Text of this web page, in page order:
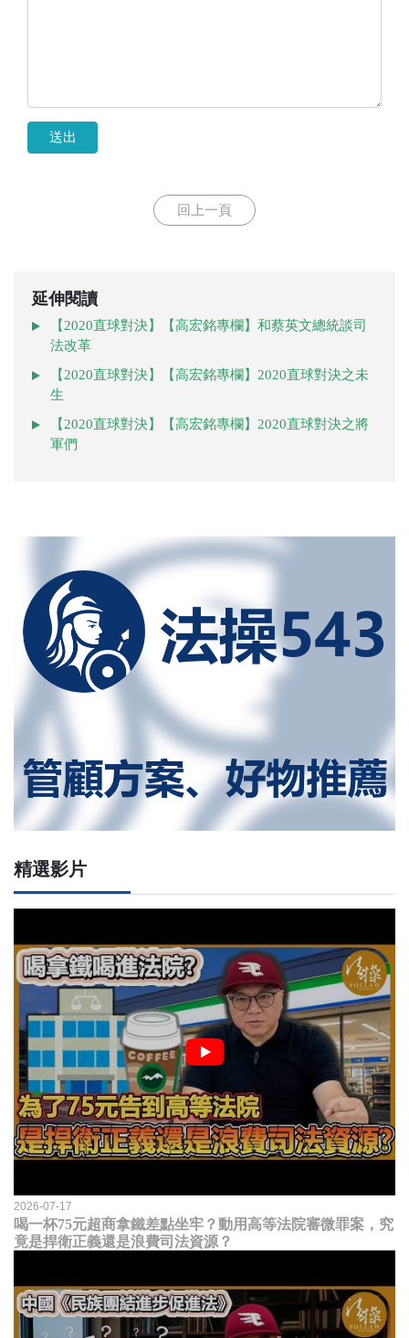
送出
回上一頁
延伸閱讀
【2020直球對決】【高宏銘專欄】和蔡英文總統談司
法改革
【2020直球對決】【高宏銘專欄】2020直球對決之未
生
【2020直球對決】【高宏銘專欄】2020直球對決之將
軍們
精選影片
2026-07-17
喝一杯75元超商拿鐵差點坐牢？動用高等法院審微罪案，究
竟是捍衛正義還是浪費司法資源？